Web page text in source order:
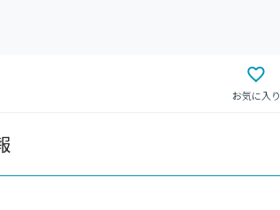
お気に入り